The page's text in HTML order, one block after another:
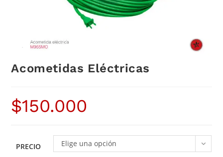
Acometidas Eléctricas
$150.000
PRECIO Elige una opción